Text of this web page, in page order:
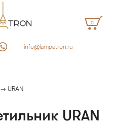
0
info@lampatron.ru
→ URAN
URAN